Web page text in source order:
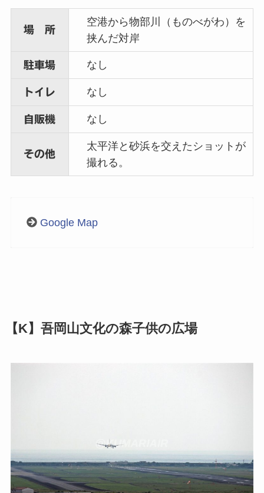
場 所
空港から物部川（ものべがわ）を
挟んだ対岸
駐車場 なし
トイレ なし
自販機 なし
その他
太平洋と砂浜を交えたショットが
撮れる。
Google Map
【K】吾岡山文化の森子供の広場